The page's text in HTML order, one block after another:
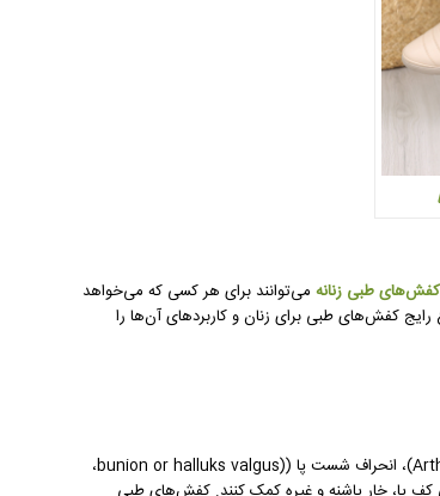
کفش‌های طبی زنانهمی‌توانند برای هر کسی که می‌خواهد
کفش‌های طبی برای زنان و کاربردهای آن‌ها را
bunion or halluks valgus)،